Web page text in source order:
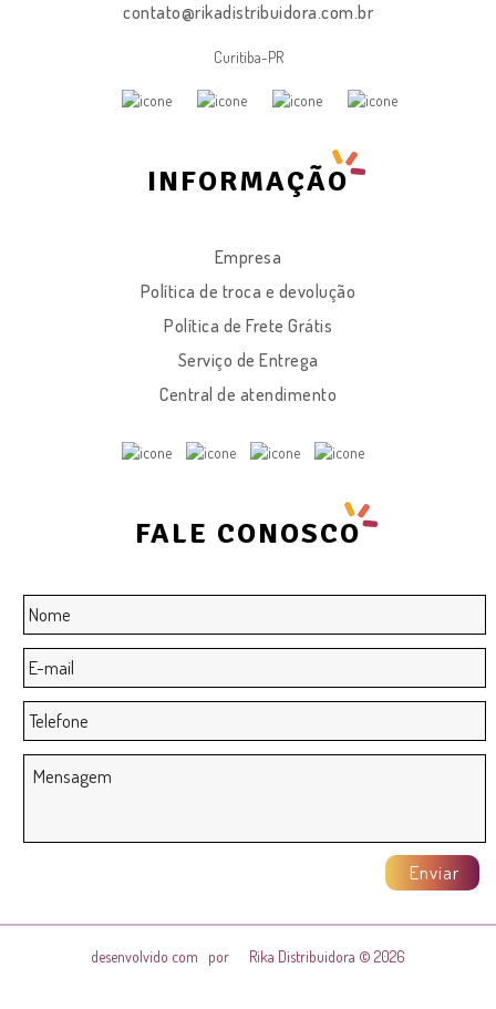
contato@rikadistribuidora.com.br
Curitiba-PR
INFORMAÇÃO
Empresa
Política de troca e devolução
Política de Frete Grátis
Serviço de Entrega
Central de atendimento
FALE CONOSCO
Nome *
E-
mail *
Telefone
Mensagem
desenvolvido com por Rika Distribuidora © 2026